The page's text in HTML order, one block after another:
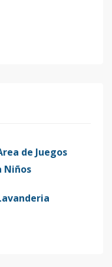
de Juegos
Niños